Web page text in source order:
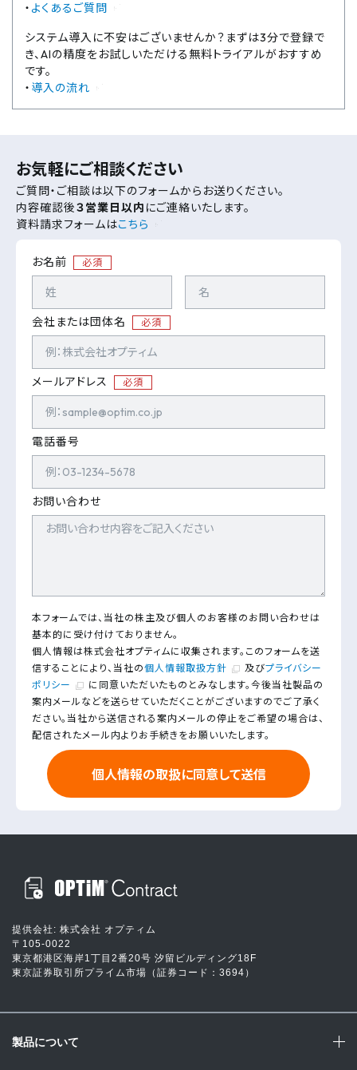
・ よくあるご質問
システム導入に不安はございませんか？まずは3分で登録で
き、AIの精度をお試しいただける無料トライアルがおすすめ
です。
・ 導入の流れ
お気軽にご相談ください
ご質問・ご相談は以下のフォームからお送りください。
内容確認後３営業日以内 にご連絡いたします。
資料請求フォームはこちら
お名前 必須
会社または団体名 必須
メールアドレス 必須
電話番号
お問い合わせ
本フォームでは、当社の株主及び個人のお客様のお問い合わせは
基本的に受け付けておりません。
個人情報は株式会社オプティムに収集されます。このフォームを送
信することにより、当社の個人情報取扱方針 及びプライバシー
ポリシー
に同意いただいたものとみなします。今後当社製品の
案内メールなどを送らせていただくことがございますのでご了承く
ださい。当社から送信される案内メールの停止をご希望の場合は、
配信されたメール内よりお手続きをお願いいたします。
提供会社: 株式会社 オプティム
〒105-0022
東京都港区海岸1丁目2番20号 汐留ビルディング18F
東京証券取引所プライム市場（証券コード：3694）
製品について